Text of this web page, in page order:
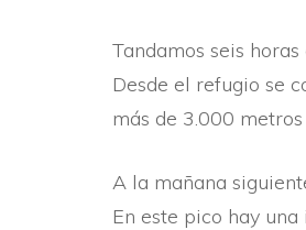
Tandamos seis
Desde el refugio se
más de 3.000
A la mañana
En este pico hay